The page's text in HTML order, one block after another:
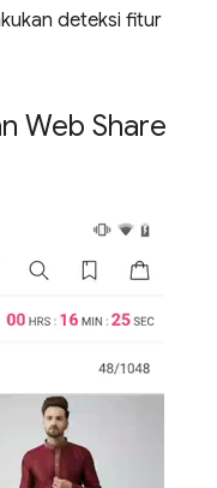
deteksi fitur
Web Share